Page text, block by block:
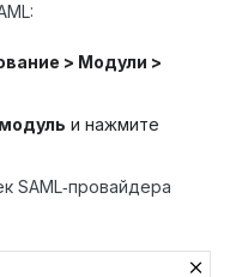
> Модули >
и нажмите
SAML‑провайдера